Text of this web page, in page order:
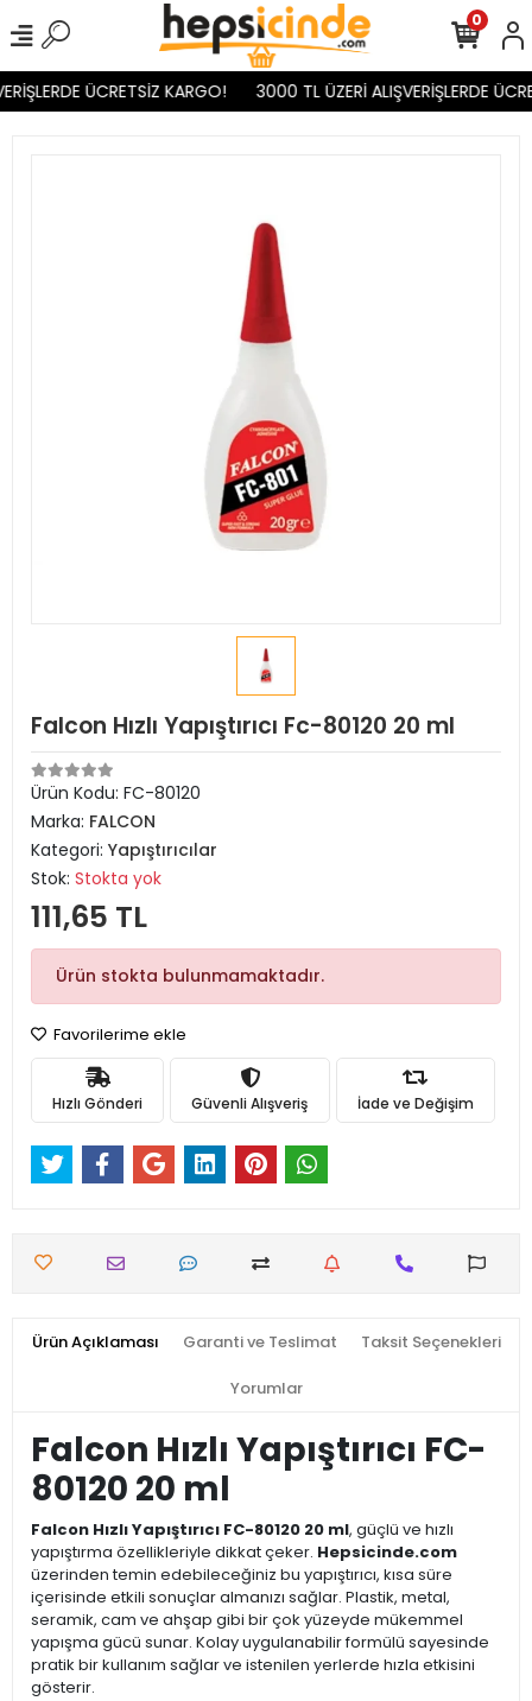
ÜCRETSİZ KARGO! 3000 TL ÜZERİ ALIŞVERİŞLERDE
0
Falcon Hızlı Yapıştırıcı Fc-80120 20 ml
Ürün Kodu: FC-80120
Marka: FALCON
Kategori: Yapıştırıcılar
Stok: Stokta yok
111,65 TL
Ürün stokta bulunmamaktadır.
Favorilerime ekle
Hızlı Gönderi Güvenli Alışveriş İade ve Değişim
Ürün Açıklaması Garanti ve Teslimat Taksit Seçenekleri
Yorumlar
Falcon Hızlı Yapıştırıcı FC-
80120 20 ml
Falcon Hızlı Yapıştırıcı FC-80120 20 ml, güçlü ve hızlı
yapıştırma özellikleriyle dikkat çeker. Hepsicinde.com
üzerinden temin edebileceğiniz bu yapıştırıcı, kısa süre
içerisinde etkili sonuçlar almanızı sağlar. Plastik, metal,
seramik, cam ve ahşap gibi bir çok yüzeyde mükemmel
yapışma gücü sunar. Kolay uygulanabilir formülü sayesinde
pratik bir kullanım sağlar ve istenilen yerlerde hızla etkisini
gösterir.